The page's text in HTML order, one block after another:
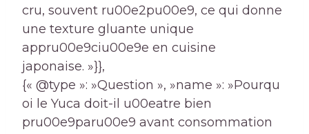
cru, souvent ru00e2pu00e9, ce qui donne
une texture gluante unique
appru00e9ciu00e9e en cuisine
japonaise. »}},
{« @type »: »Question », »name »: »Pourqu
oi le Yuca doit-il u00eatre bien
pru00e9paru00e9 avant consommation